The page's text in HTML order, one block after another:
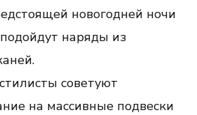
новогодней ночи
наряды из
советуют
на массивные подвески